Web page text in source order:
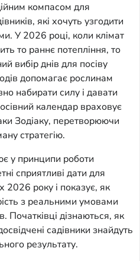
компасом для
які хочуть узгодити
У 2026 році, коли клімат
то раннє потепління, то
вибір днів для посіву
допомагає рослинам
набирати силу і давати
календар враховує
Зодіаку, перетворюючи
стратегію.
у принципи роботи
сприятливі дати для
2026 року і показує, як
з реальними умовами
Початківці дізнаються, як
садівники знайдуть
результату.